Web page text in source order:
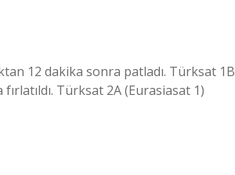
12 dakika sonra patladı. Türksat 1B
Türksat 2A (Eurasiasat 1)